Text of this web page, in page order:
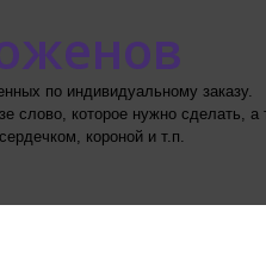
по индивидуальному заказу.
слово, которое нужно
короной и т.п.